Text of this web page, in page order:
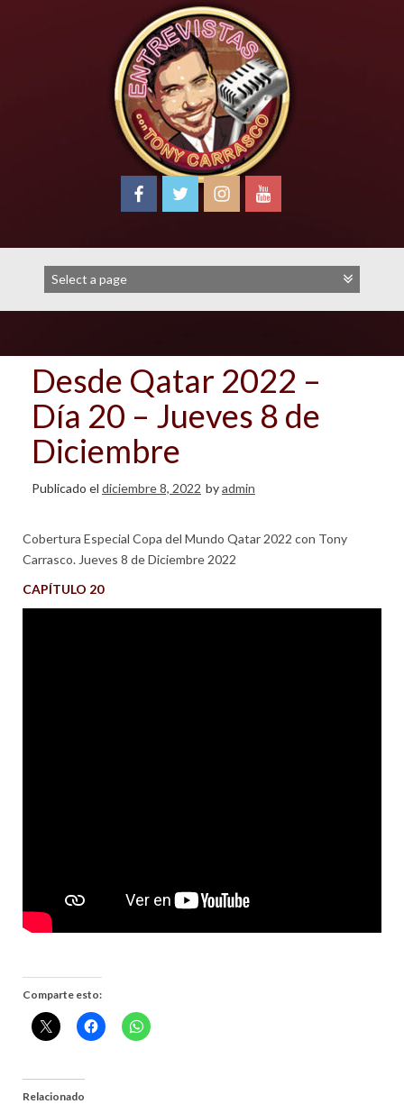
Desde Qatar 2022 –
Día 20 – Jueves 8 de
Diciembre
Publicado el diciembre 8, 2022 byadmin
Cobertura Especial Copa del Mundo Qatar 2022 con Tony
Carrasco. Jueves 8 de Diciembre 2022
CAPÍTULO 20
Comparte esto:
Relacionado